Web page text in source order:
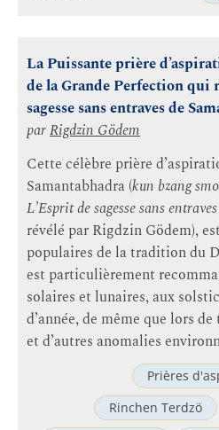
La Puissante prière
de la Grande Perfection qui
sagesse sans entraves de
parRigdzin Gödem
Cette célèbre prière
Samantabhadra (kun bzang
L’Esprit de sagesse sans entraves
révélé par Rigdzin Gödem),
populaires de la tradition du
est particulièrement
solaires et lunaires, aux
d’année, de même que lors
et d’autres anomalies
Prières
Rinchen Terdzö